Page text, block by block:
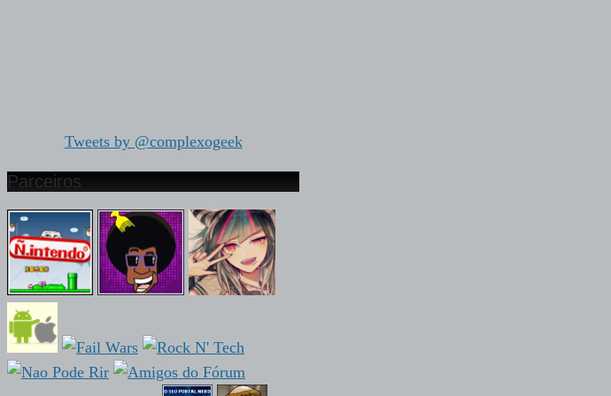
Tweets by @complexogeek
Parceiros